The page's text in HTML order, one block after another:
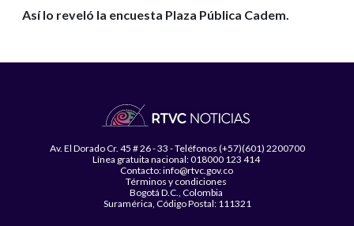
Así lo reveló la encuesta Plaza Pública Cadem.
Av. El Dorado Cr. 45 # 26 - 33 - Teléfonos (+57)(601) 2200700
Línea gratuita nacional: 018000 123 414
Contacto: info@rtvc.gov.co
Términos y condiciones
Bogotá D.C., Colombia
Suramérica, Código Postal: 111321